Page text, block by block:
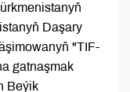
Daşary
"TIF-
gatnaşmak
Beýik